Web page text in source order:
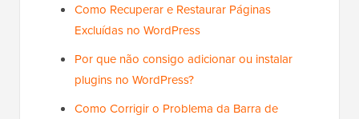
Como Recuperar e Restaurar Páginas
Excluídas no WordPress
Por que não consigo adicionar ou instalar
plugins no WordPress?
Como Corrigir o Problema da Barra de